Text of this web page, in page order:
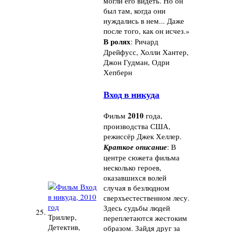
был там, когда они
нуждались в нем... Даже
после того, как он исчез.»
В ролях: Ричард
Дрейфусс, Холли Хантер,
Джон Гудман, Одри
Хепберн
25. Триллер,
Детектив,
Вход в никуда
Фильм 2010 года,
производства США,
режиссёр Джек Хеллер.
Краткое описание: В
центре сюжета фильма
несколько героев,
оказавшихся волей
случая в безлюдном
сверхъестественном лесу.
Здесь судьбы людей
переплетаются жестоким
образом. Зайдя друг за